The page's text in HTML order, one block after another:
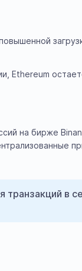
Ethereum
на бирже
в